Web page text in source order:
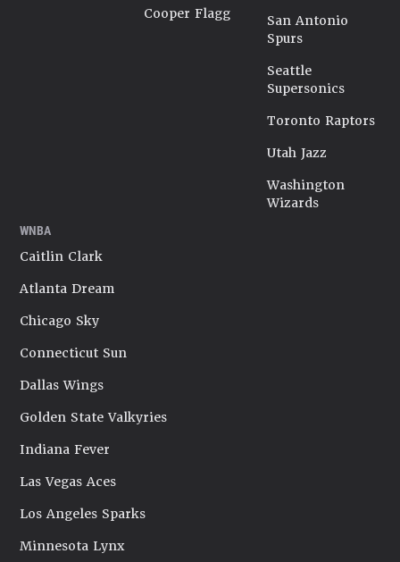
Cooper Flagg
San Antonio
Spurs
Seattle
Supersonics
Toronto Raptors
Utah Jazz
Washington
Wizards
WNBA
Caitlin Clark
Atlanta Dream
Chicago Sky
Connecticut Sun
Dallas Wings
Golden State Valkyries
Indiana Fever
Las Vegas Aces
Los Angeles Sparks
Minnesota Lynx